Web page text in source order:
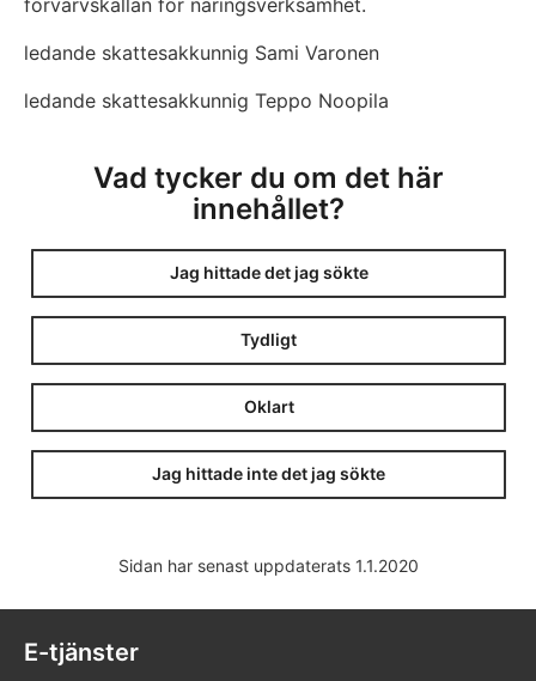
ledande skattesakkunnig Sami Varonen
ledande skattesakkunnig Teppo Noopila
Vad tycker du om det här
innehållet?
Jag hittade det jag sökte
Tydligt
Oklart
Jag hittade inte det jag sökte
Sidan har senast uppdaterats 1.1.2020
E-tjänster